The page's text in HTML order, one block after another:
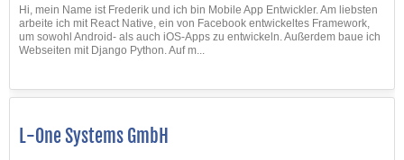
Hi, mein Name ist Frederik und ich bin Mobile App Entwickler. Am liebsten
arbeite ich mit React Native, ein von Facebook entwickeltes Framework,
um sowohl Android- als auch iOS-Apps zu entwickeln. Außerdem baue ich
Webseiten mit Django Python. Auf m...
L-One Systems GmbH